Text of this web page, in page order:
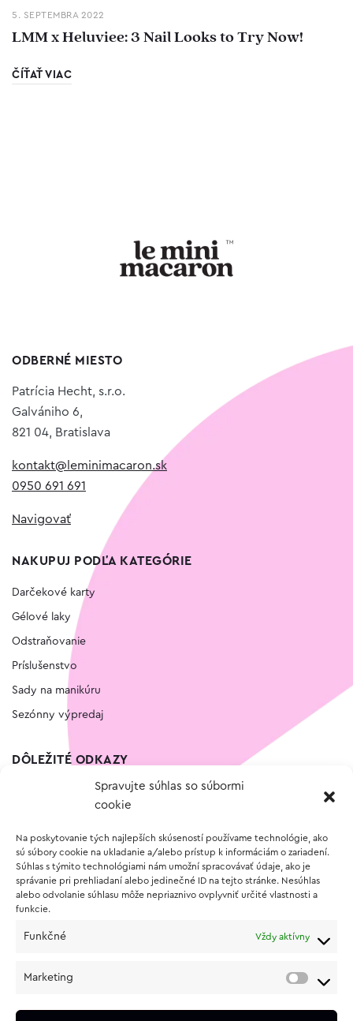
Spravujte súhlas so súbormi
cookie
Na poskytovanie tých najlepších skúseností používame technológie, ako
sú súbory cookie na ukladanie a/alebo prístup k informáciám o zariadení.
Súhlas s týmito technológiami nám umožní spracovávať údaje, ako je
správanie pri prehliadaní alebo jedinečné ID na tejto stránke. Nesúhlas
alebo odvolanie súhlasu môže nepriaznivo ovplyvniť určité vlastnosti a
funkcie.
Funkčné Vždy aktívny
Marketing
5. SEPTEMBRA 2022
LMM x Heluviee: 3 Nail Looks to Try Now!
ČÍŤAŤ VIAC
ODBERNÉ MIESTO
Patrícia Hecht, s.r.o.
Galvániho 6,
821 04, Bratislava
kontakt@leminimacaron.sk
0950 691 691
Navigovať
NAKUPUJ PODĽA KATEGÓRIE
Darčekové karty
Gélové laky
Odstraňovanie
Príslušenstvo
Sady na manikúru
Sezónny výpredaj
DÔLEŽITÉ ODKAZY
Vernostný program
O NÁKUPE
Vrátenie a reklamácia tovaru